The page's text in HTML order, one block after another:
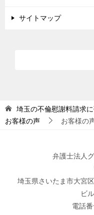
サイトマップ
埼玉の不倫慰謝料請求
お客様の声
お客様の
弁護士法人
埼玉県さいたま市大宮
ビ
電話